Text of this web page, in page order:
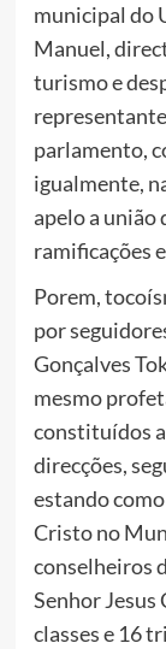
municipal do
Manuel,
turismo e
parlamento,
igualmente,
apelo a união
ramificações
Porem,
por
Gonçalves
mesmo
constituídos
direcções,
estando
Cristo no
conselheiros
Senhor Jesus
classes e 16